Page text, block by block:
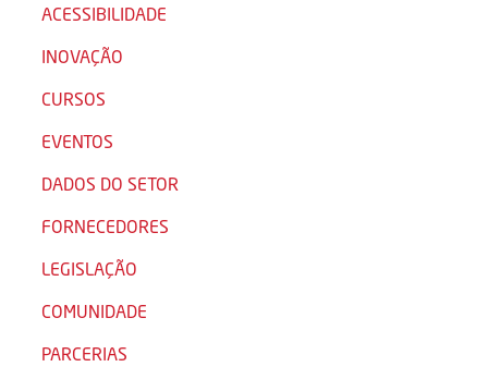
ACESSIBILIDADE
INOVAÇÃO
CURSOS
EVENTOS
DADOS DO SETOR
FORNECEDORES
LEGISLAÇÃO
COMUNIDADE
PARCERIAS